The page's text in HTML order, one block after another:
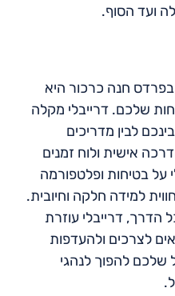
ועד הסוף.
חנה כרכור היא
שלכם. דרייבלי מקלה
לבין מדריכים
אישית ולוח זמנים
על בטיחות ופלטפורמה
למידה חלקה וחיובית.
דרייבלי עוזרת
לצרכים ולהעדפות
להפוך לנהגי